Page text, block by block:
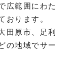
広範囲にわた
おります。
田原市、足利
の地域でサー